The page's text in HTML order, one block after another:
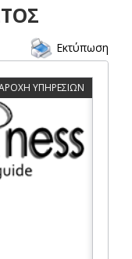
Εκτύπωση
ΥΠΗΡΕΣΙΩΝ